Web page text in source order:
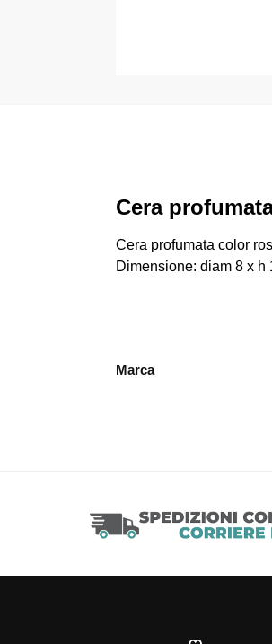
Cera
Cera profumata color
Dimensione: diam 8 x h
Marca